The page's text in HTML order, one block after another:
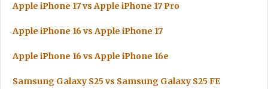
Apple iPhone 17 vs Apple iPhone 17 Pro
Apple iPhone 16 vs Apple iPhone 17
Apple iPhone 16 vs Apple iPhone 16e
Samsung Galaxy S25 vs Samsung Galaxy S25 FE